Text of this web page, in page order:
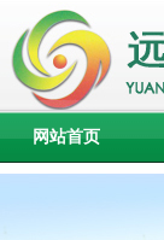
网站首页